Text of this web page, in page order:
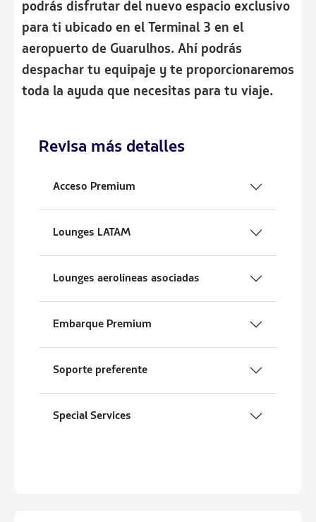
podrás disfrutar del nuevo espacio exclusivo
para ti ubicado en el Terminal 3 en el
aeropuerto de Guarulhos. Ahí podrás
despachar tu equipaje y te proporcionaremos
toda la ayuda que necesitas para tu viaje.
Revisa más detalles
Acceso Premium
Lounges LATAM
Lounges aerolíneas asociadas
Embarque Premium
Soporte preferente
Special Services